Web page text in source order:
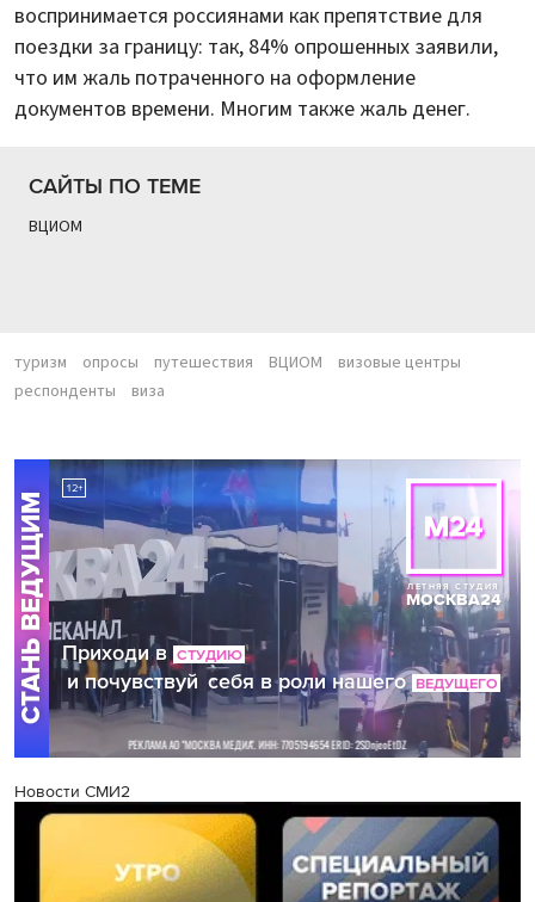
воспринимается россиянами как препятствие для
поездки за границу: так, 84% опрошенных заявили,
что им жаль потраченного на оформление
документов времени. Многим также жаль денег.
САЙТЫ ПО ТЕМЕ
ВЦИОМ
туризм опросы путешествия ВЦИОМ
визовые центры
респонденты
виза
Новости СМИ2